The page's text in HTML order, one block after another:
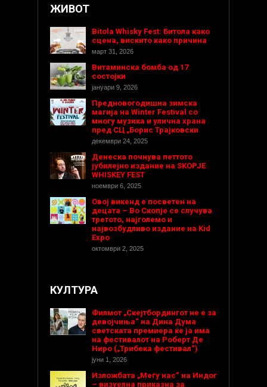
ЖИВОТ
Bitola Whisky Fest: Битола како
сцена, вискито како причина
март 31, 2026
Витаминска бомба од 17
состојки
јануари 9, 2026
Предновогодишнa зимска
магија на Winter Festival со
многу музика и улична храна
пред СЦ „Борис Трајковски
декември 24, 2025
Денеска почнува петтото
јубилејно издание на SKOPJE
WHISKEY FEST
ноември 6, 2025
Овој викенд е посветен на
децата – Во Скопје се случува
третото, најголемо и
највозбудливо издание на Kid
Expo
октомври 2, 2025
КУЛТУРА
Филмот „Скејтбордингот не е за
девојчиња“ на Дина Дума
светската премиера ќе ја има
на фестивалот на Роберт Де
Ниро („Трибека фестивал“)
јуни 1, 2026
Изложбата „Меѓу нас“ на Индог
– визуелна приказна за